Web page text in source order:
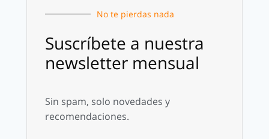
No te pierdas nada
Suscríbete a nuestra
newsletter mensual
Sin spam, solo novedades y
recomendaciones.